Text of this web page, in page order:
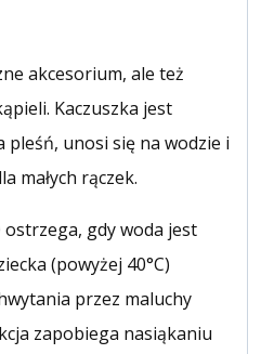
akcesorium, ale też
Kaczuszka jest
pleśń, unosi się na wodzie i
małych rączek.
gdy woda jest
(powyżej 40°C)
przez maluchy
zapobiega nasiąkaniu